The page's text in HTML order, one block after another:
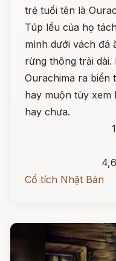
trẻ tuổi tên là
Túp lều của họ
mình dưới vách đá
rừng thông trải
Ourachima ra biển
hay muộn tùy xem
hay chưa.
Cổ tích Nhật Bản